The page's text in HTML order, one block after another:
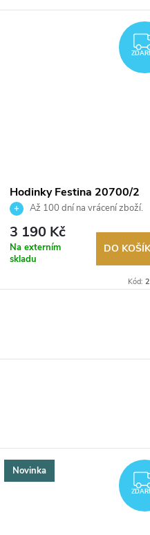
Hodinky Festina 20700/2
Až 100 dní na vrácení zboží.
Autorizovaný prodejce.
3 190 Kč
Na externím
skladu
DO
Kód:
Novinka